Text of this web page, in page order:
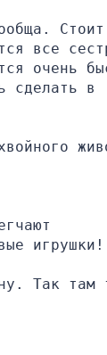
Стоит
все
очень
сделать в
игрушки!
Так там